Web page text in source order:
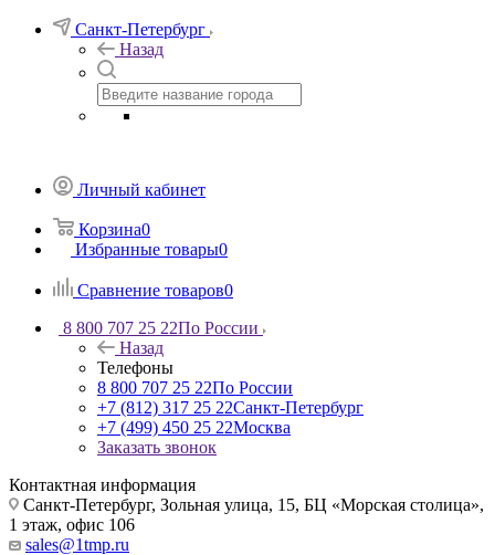
Санкт-Петербург
Назад
Личный кабинет
Корзина0
Избранные товары0
Сравнение товаров0
8 800 707 25 22По России
Назад
Телефоны
8 800 707 25 22По России
+7 (812) 317 25 22Санкт-Петербург
+7 (499) 450 25 22Москва
Заказать звонок
Контактная информация
Санкт-Петербург, Зольная улица, 15, БЦ «Морская столица»,
1 этаж, офис 106
sales@1tmp.ru